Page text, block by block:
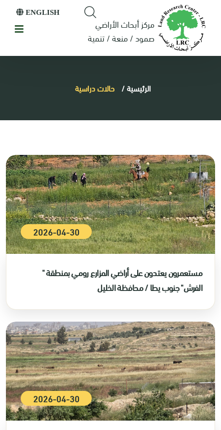
مركز أبحاث الأراضي
صمود / منعة / تنمية
ENGLISH
الرئيسية/ حالات دراسية
2026-04-30
مستعمرون يعتدون على أراضي المزارع رومي بمنطقة "
الفرش" جنوب يطا / محافظة الخليل
2026-04-30